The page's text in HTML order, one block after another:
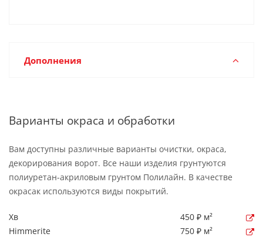
Дополнения
Варианты окраса и обработки
Вам доступны различные варианты очистки, окраса,
декорирования ворот. Все наши изделия грунтуются
полиуретан-акриловым грунтом Полилайн. В качестве
окрасак используются виды покрытий.
Хв
450 ₽ м²
Himmerite
750 ₽ м²